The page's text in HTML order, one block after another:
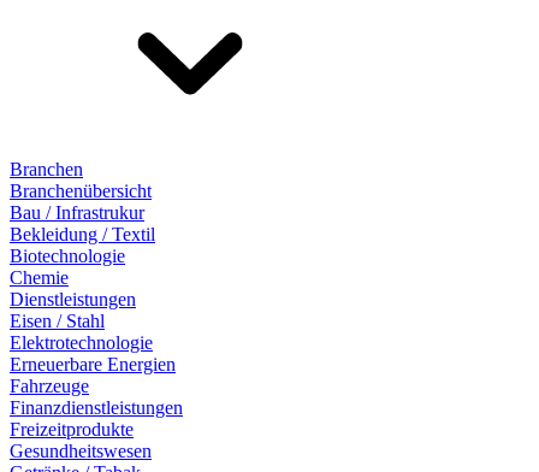
Branchen
Branchenübersicht
Bau / Infrastrukur
Bekleidung / Textil
Biotechnologie
Chemie
Dienstleistungen
Eisen / Stahl
Elektrotechnologie
Erneuerbare Energien
Fahrzeuge
Finanzdienstleistungen
Freizeitprodukte
Gesundheitswesen